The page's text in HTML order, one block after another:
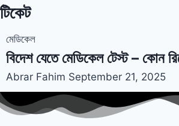
টিকেট
মেডিকেল
বিদেশ যেতে মেডিকেল টেস্ট – কোন
Abrar Fahim September 21, 2025